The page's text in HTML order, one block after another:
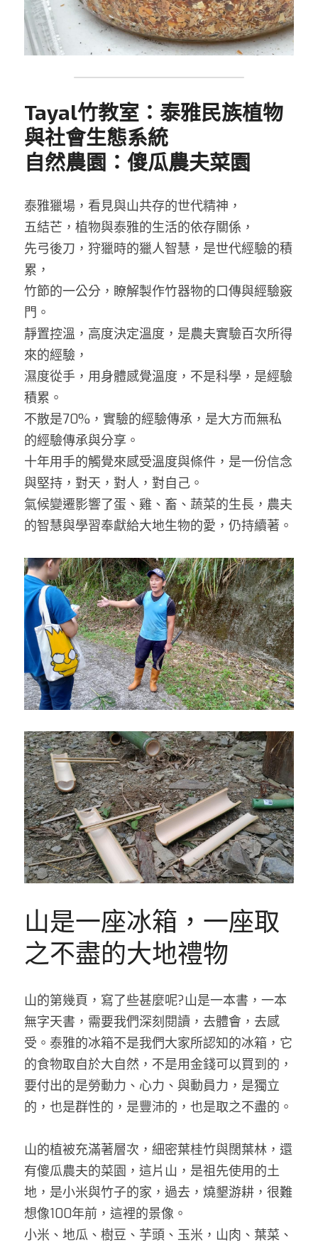
Tayal竹教室：泰雅民族植物
與社會生態系統
自然農園：傻瓜農夫菜園
泰雅獵場，看見與山共存的世代精神，
五結芒，植物與泰雅的生活的依存關係，
先弓後刀，狩獵時的獵人智慧，是世代經驗的積
累，
竹節的一公分，瞭解製作竹器物的口傳與經驗竅
門。
靜置控溫，高度決定溫度，是農夫實驗百次所得
來的經驗，
濕度從手，用身體感覺溫度，不是科學，是經驗
積累。
不散是70%，實驗的經驗傳承，是大方而無私
的經驗傳承與分享。
十年用手的觸覺來感受溫度與條件，是一份信念
與堅持，對天，對人，對自己。
氣候變遷影響了蛋、雞、畜、蔬菜的生長，農夫
的智慧與學習奉獻給大地生物的愛，仍持續著。
山是一座冰箱，一座取
之不盡的大地禮物
山的第幾頁，寫了些甚麼呢?山是一本書，一本
無字天書，需要我們深刻閱讀，去體會，去感
受。泰雅的冰箱不是我們大家所認知的冰箱，它
的食物取自於大自然，不是用金錢可以買到的，
要付出的是勞動力、心力、與動員力，是獨立
的，也是群性的，是豐沛的，也是取之不盡的。
山的植被充滿著層次，細密葉桂竹與闊葉林，還
有傻瓜農夫的菜園，這片山，是祖先使用的土
地，是小米與竹子的家，過去，燒墾游耕，很難
想像100年前，這裡的景像。
小米、地瓜、樹豆、芋頭、玉米，山肉、葉菜、